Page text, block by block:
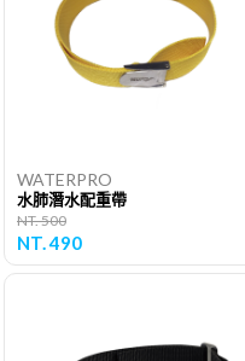
WATERPRO
水肺潛水配重帶
NT. 500
NT. 490